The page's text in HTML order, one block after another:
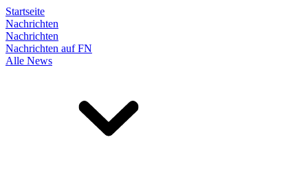
Startseite
Nachrichten
Nachrichten
Nachrichten auf FN
Alle News